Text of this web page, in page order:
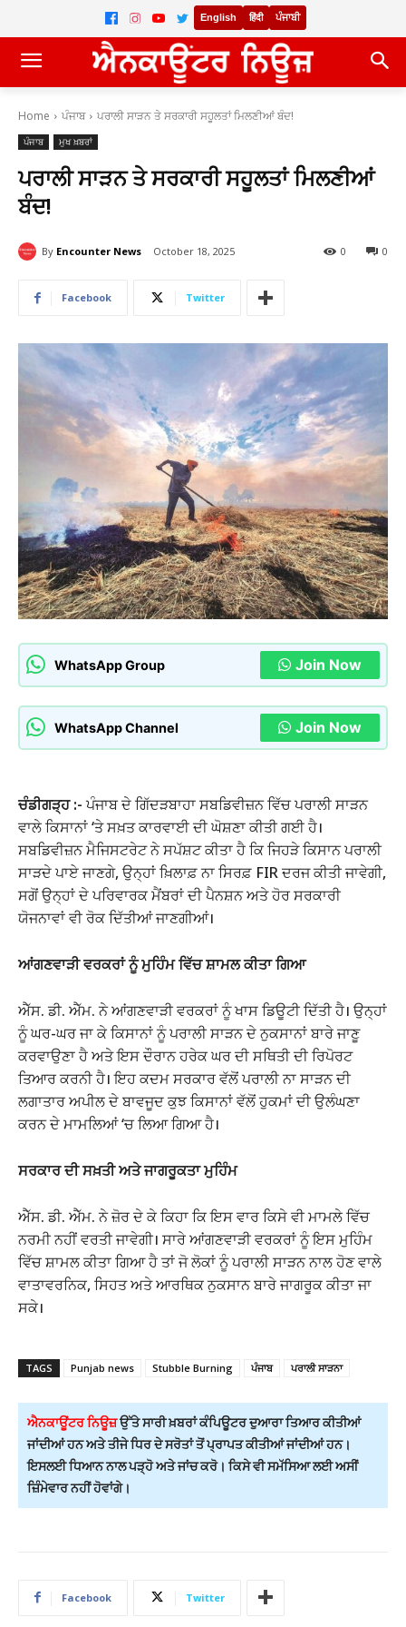
English हिंदी ਪੰਜਾਬੀ
Home ਪੰਜਾਬ ਪਰਾਲੀ ਸਾੜਨ ਤੇ ਸਰਕਾਰੀ ਸਹੂਲਤਾਂ ਮਿਲਣੀਆਂ ਬੰਦ!
ਪੰਜਾਬ ਮੁਖ ਖ਼ਬਰਾਂ
ਪਰਾਲੀ ਸਾੜਨ ਤੇ ਸਰਕਾਰੀ ਸਹੂਲਤਾਂ ਮਿਲਣੀਆਂ
ਬੰਦ!
By Encounter News October 18, 2025 0
0
Facebook Twitter
WhatsApp Group Join Now
WhatsApp Channel Join Now
ਚੰਡੀਗੜ੍ਹ :-ਪੰਜਾਬ ਦੇ ਗਿੱਦੜਬਾਹਾ ਸਬਡਿਵੀਜ਼ਨ ਵਿੱਚ ਪਰਾਲੀ ਸਾੜਨ
ਵਾਲੇ ਕਿਸਾਨਾਂ ‘ਤੇ ਸਖ਼ਤ ਕਾਰਵਾਈ ਦੀ ਘੋਸ਼ਣਾ ਕੀਤੀ ਗਈ ਹੈ।
ਸਬਡਿਵੀਜ਼ਨ ਮੈਜਿਸਟਰੇਟ ਨੇ ਸਪੱਸ਼ਟ ਕੀਤਾ ਹੈ ਕਿ ਜਿਹੜੇ ਕਿਸਾਨ ਪਰਾਲੀ
ਸਾੜਦੇ ਪਾਏ ਜਾਣਗੇ, ਉਨ੍ਹਾਂ ਖ਼ਿਲਾਫ਼ ਨਾ ਸਿਰਫ਼ FIR ਦਰਜ ਕੀਤੀ ਜਾਵੇਗੀ,
ਸਗੋਂ ਉਨ੍ਹਾਂ ਦੇ ਪਰਿਵਾਰਕ ਮੈਂਬਰਾਂ ਦੀ ਪੈਨਸ਼ਨ ਅਤੇ ਹੋਰ ਸਰਕਾਰੀ
ਯੋਜਨਾਵਾਂ ਵੀ ਰੋਕ ਦਿੱਤੀਆਂ ਜਾਣਗੀਆਂ।
ਆਂਗਣਵਾੜੀ ਵਰਕਰਾਂ ਨੂੰ ਮੁਹਿੰਮ ਵਿੱਚ ਸ਼ਾਮਲ ਕੀਤਾ ਗਿਆ
ਐੱਸ. ਡੀ. ਐੱਮ. ਨੇ ਆਂਗਣਵਾੜੀ ਵਰਕਰਾਂ ਨੂੰ ਖਾਸ ਡਿਊਟੀ ਦਿੱਤੀ ਹੈ। ਉਨ੍ਹਾਂ
ਨੂੰ ਘਰ-ਘਰ ਜਾ ਕੇ ਕਿਸਾਨਾਂ ਨੂੰ ਪਰਾਲੀ ਸਾੜਨ ਦੇ ਨੁਕਸਾਨਾਂ ਬਾਰੇ ਜਾਣੂ
ਕਰਵਾਉਣਾ ਹੈ ਅਤੇ ਇਸ ਦੌਰਾਨ ਹਰੇਕ ਘਰ ਦੀ ਸਥਿਤੀ ਦੀ ਰਿਪੋਰਟ
ਤਿਆਰ ਕਰਨੀ ਹੈ। ਇਹ ਕਦਮ ਸਰਕਾਰ ਵੱਲੋਂ ਪਰਾਲੀ ਨਾ ਸਾੜਨ ਦੀ
ਲਗਾਤਾਰ ਅਪੀਲ ਦੇ ਬਾਵਜੂਦ ਕੁਝ ਕਿਸਾਨਾਂ ਵੱਲੋਂ ਹੁਕਮਾਂ ਦੀ ਉਲੰਘਣਾ
ਕਰਨ ਦੇ ਮਾਮਲਿਆਂ ‘ਚ ਲਿਆ ਗਿਆ ਹੈ।
ਸਰਕਾਰ ਦੀ ਸਖ਼ਤੀ ਅਤੇ ਜਾਗਰੂਕਤਾ ਮੁਹਿੰਮ
ਐੱਸ. ਡੀ. ਐੱਮ. ਨੇ ਜ਼ੋਰ ਦੇ ਕੇ ਕਿਹਾ ਕਿ ਇਸ ਵਾਰ ਕਿਸੇ ਵੀ ਮਾਮਲੇ ਵਿੱਚ
ਨਰਮੀ ਨਹੀਂ ਵਰਤੀ ਜਾਵੇਗੀ। ਸਾਰੇ ਆਂਗਣਵਾੜੀ ਵਰਕਰਾਂ ਨੂੰ ਇਸ ਮੁਹਿੰਮ
ਵਿੱਚ ਸ਼ਾਮਲ ਕੀਤਾ ਗਿਆ ਹੈ ਤਾਂ ਜੋ ਲੋਕਾਂ ਨੂੰ ਪਰਾਲੀ ਸਾੜਨ ਨਾਲ ਹੋਣ ਵਾਲੇ
ਵਾਤਾਵਰਨਿਕ, ਸਿਹਤ ਅਤੇ ਆਰਥਿਕ ਨੁਕਸਾਨ ਬਾਰੇ ਜਾਗਰੂਕ ਕੀਤਾ ਜਾ
ਸਕੇ।
TAGS Punjab news Stubble Burning ਪੰਜਾਬ ਪਰਾਲੀ ਸਾੜਨਾ
ਐਨਕਾਊਂਟਰ ਨਿਊਜ਼ਉੱਤੇ ਸਾਰੀ ਖ਼ਬਰਾਂ ਕੰਪਿਊਟਰ ਦੁਆਰਾ ਤਿਆਰ ਕੀਤੀਆਂ
ਜਾਂਦੀਆਂ ਹਨ ਅਤੇ ਤੀਜੇ ਧਿਰ ਦੇ ਸਰੋਤਾਂ ਤੋਂ ਪ੍ਰਾਪਤ ਕੀਤੀਆਂ ਜਾਂਦੀਆਂ ਹਨ।
ਇਸਲਈ ਧਿਆਨ ਨਾਲ ਪੜ੍ਹੋ ਅਤੇ ਜਾਂਚ ਕਰੋ। ਕਿਸੇ ਵੀ ਸਮੱਸਿਆ ਲਈ ਅਸੀਂ
ਜ਼ਿੰਮੇਵਾਰ ਨਹੀਂ ਹੋਵਾਂਗੇ।
Facebook Twitter